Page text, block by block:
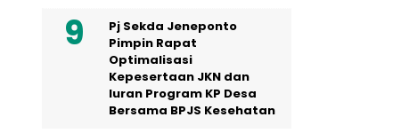
Pj Sekda Jeneponto
Pimpin Rapat
Optimalisasi
Kepesertaan JKN dan
Iuran Program KP Desa
Bersama BPJS Kesehatan